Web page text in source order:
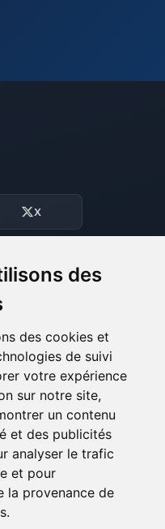
des
des cookies et
de suivi
votre expérience
sur notre site,
un contenu
et des publicités
analyser le trafic
et pour
la provenance de
X
me parler !
assistant
tu as besoin
circuits